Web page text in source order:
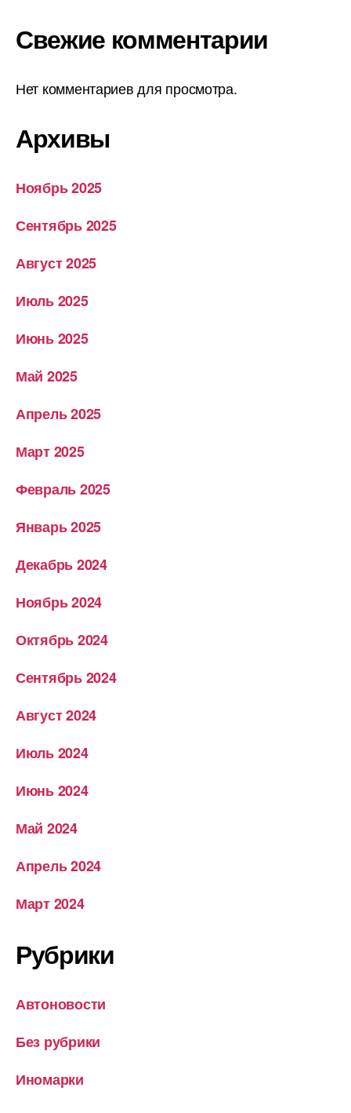
Свежие комментарии
Нет комментариев для просмотра.
Архивы
Ноябрь 2025
Сентябрь 2025
Август 2025
Июль 2025
Июнь 2025
Май 2025
Апрель 2025
Март 2025
Февраль 2025
Январь 2025
Декабрь 2024
Ноябрь 2024
Октябрь 2024
Сентябрь 2024
Август 2024
Июль 2024
Июнь 2024
Май 2024
Апрель 2024
Март 2024
Рубрики
Автоновости
Без рубрики
Иномарки